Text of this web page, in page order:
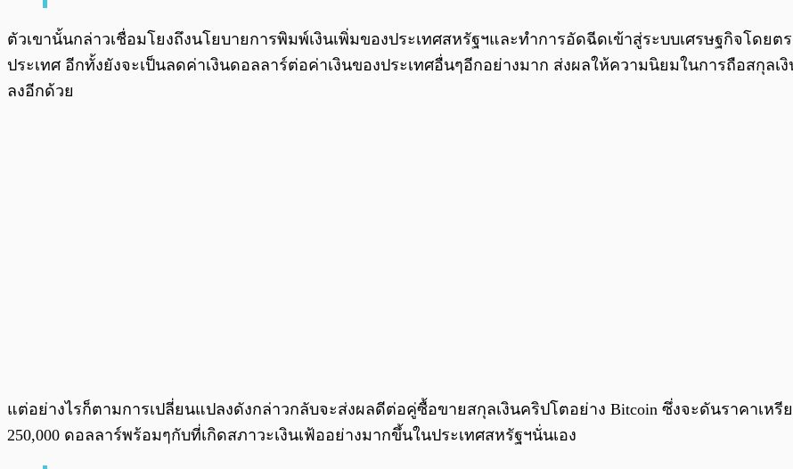
ตัวเขานั้นกล่าวเชื่อมโยงถึงนโยบายการพิมพ์เงินเพิ่มของประเทศสหรัฐฯและทำการอัดฉีดเข้าสู่ระบบเศรษฐกิจโดย
ประเทศ อีกทั้งยังจะเป็นลดค่าเงินดอลลาร์ต่อค่าเงินของประเทศอื่นๆอีกอย่างมาก ส่งผลให้ความนิยมในการถือสกุล
ลงอีกด้วย
แต่อย่างไรก็ตามการเปลี่ยนแปลงดังกล่าวกลับจะส่งผลดีต่อคู่ซื้อขายสกุลเงินคริปโตอย่าง Bitcoin ซึ่งจะดันราคาเ
250,000 ดอลลาร์พร้อมๆกับที่เกิดสภาวะเงินเฟ้ออย่างมากขึ้นในประเทศสหรัฐฯนั่นเอง